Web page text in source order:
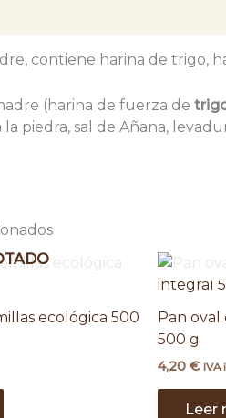
contiene harina de trigo,
(harina de fuerza de
la piedra, sal de Añana,
ecológica 500
Pan
500 g
4,20 € IVA
Leer